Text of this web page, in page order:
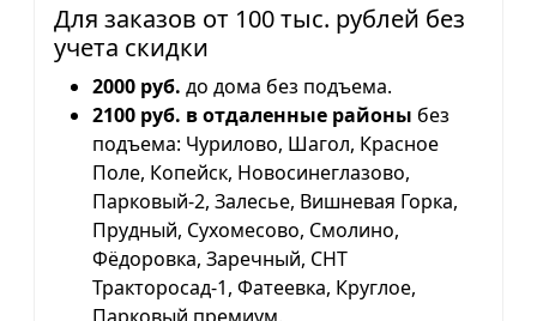
Для заказов от 100 тыс. рублей без
учета скидки
2000 руб. до дома без подъема.
2100 руб. в отдаленные районы без
подъема: Чурилово, Шагол, Красное
Поле, Копейск, Новосинеглазово,
Парковый-2, Залесье, Вишневая Горка,
Прудный, Сухомесово, Смолино,
Фёдоровка, Заречный, СНТ
Тракторосад-1, Фатеевка, Круглое,
Парковый премиум.